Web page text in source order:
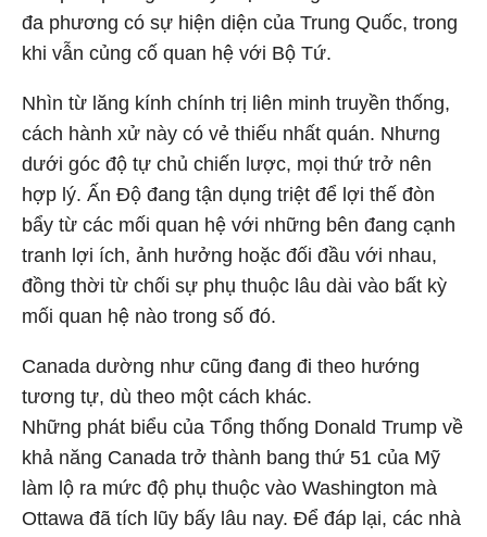
đa phương có sự hiện diện của Trung Quốc, trong
khi vẫn củng cố quan hệ với Bộ Tứ.
Nhìn từ lăng kính chính trị liên minh truyền thống,
cách hành xử này có vẻ thiếu nhất quán. Nhưng
dưới góc độ tự chủ chiến lược, mọi thứ trở nên
hợp lý. Ấn Độ đang tận dụng triệt để lợi thế đòn
bẩy từ các mối quan hệ với những bên đang cạnh
tranh lợi ích, ảnh hưởng hoặc đối đầu với nhau,
đồng thời từ chối sự phụ thuộc lâu dài vào bất kỳ
mối quan hệ nào trong số đó.
Canada dường như cũng đang đi theo hướng
tương tự, dù theo một cách khác.
Những phát biểu của Tổng thống Donald Trump về
khả năng Canada trở thành bang thứ 51 của Mỹ
làm lộ ra mức độ phụ thuộc vào Washington mà
Ottawa đã tích lũy bấy lâu nay. Để đáp lại, các nhà